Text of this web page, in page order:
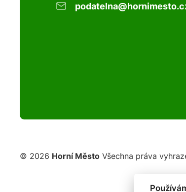
© 2026 Horní Město Všechna práva